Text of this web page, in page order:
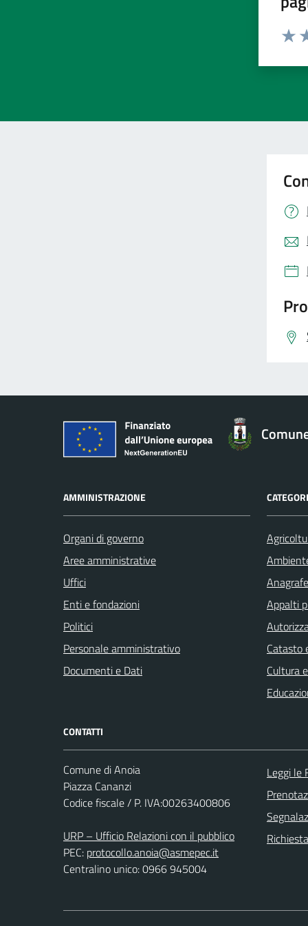
AMMINISTRAZIONE
Organi di governo
Aree amministrative
Uffici
Enti e fondazioni
Politici
Personale amministrativo
Documenti e Dati
Appalti
Catasto
Cultura
CONTATTI
Comune di Anoia
Piazza Cananzi
Codice fiscale / P. IVA:00263400806
URP – Ufficio Relazioni con il pubblico
PEC: protocollo.anoia@asmepec.it
Centralino unico: 0966 945004
Leggi le